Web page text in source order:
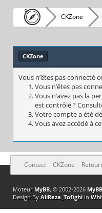
CKZone
CKZone
Vous n’êtes pas connecté
Vous n’êtes pas
Vous n’avez pas la
est contrôlé ?
Votre compte a été
Vous avez accédé à
Contact CKZone
Moteur MyBB, © 2002-2026
Design By AliReza_TofighiIn